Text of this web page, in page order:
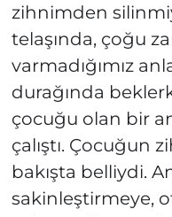
zihnimden
telaşında, çoğu
varmadığımız
durağında
çocuğu olan bir
çalıştı. Çocuğun
bakışta belliydi.
sakinleştirmeye,